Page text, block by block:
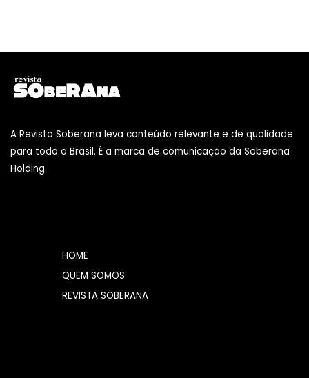
A Revista Soberana leva conteúdo relevante e de qualidade
para todo o Brasil. É a marca de comunicação da Soberana
Holding.
HOME
QUEM SOMOS
REVISTA SOBERANA